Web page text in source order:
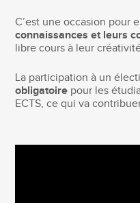
C’est une occasion pour
connaissances et leurs
libre cours à leur
La participation à un
obligatoire pour les
ECTS, ce qui va